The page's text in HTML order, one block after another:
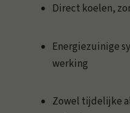
Direct koelen,
Energiezuinige
werking
Zowel tijdelijke